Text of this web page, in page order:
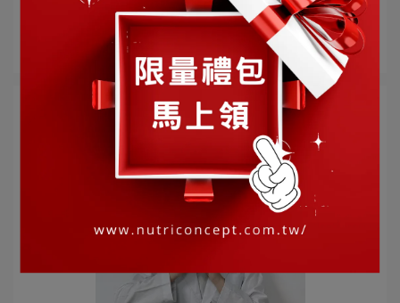
證菌數，這麼多真的會更厲害⋯
閱讀更多 ->